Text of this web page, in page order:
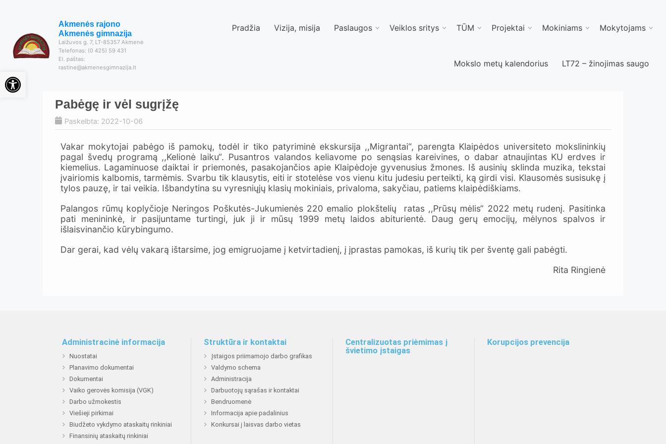
Akmenės rajono
Akmenės gimnazija
Laižuvos g. 7, LT-85357 Akmenė
Telefonas: (0 425) 59 431
El. paštas:
rastine@akmenesgimnazija.lt
Pradžia Vizija, misija Paslaugos Veiklos sritys TŪM Projektai Mokiniams Mokytojams
Mokslo metų kalendorius LT72 – žinojimas saugo
Pabėgę ir vėl sugrįžę
Paskelbta: 2022-10-06
Vakar mokytojai pabėgo iš pamokų, todėl ir tiko patyriminė ekskursija ,,Migrantai“, parengta Klaipėdos universiteto mokslininkių
pagal švedų programą ,,Kelionė laiku“. Pusantros valandos keliavome po senąsias kareivines, o dabar atnaujintas KU erdves ir
kiemelius. Lagaminuose daiktai ir priemonės, pasakojančios apie Klaipėdoje gyvenusius žmones. Iš ausinių sklinda muzika, tekstai
įvairiomis kalbomis, tarmėmis. Svarbu tik klausytis, eiti ir stotelėse vos vienu kitu judesiu perteikti, ką girdi visi. Klausomės susisukę į
tylos pauzę, ir tai veikia. Išbandytina su vyresniųjų klasių mokiniais, privaloma, sakyčiau, patiems klaipėdiškiams.
Palangos rūmų koplyčioje Neringos Poškutės-Jukumienės 220 emalio plokštelių ratas ,,Prūsų mėlis“ 2022 metų rudenį. Pasitinka
pati menininkė, ir pasijuntame turtingi, juk ji ir mūsų 1999 metų laidos abiturientė. Daug gerų emocijų, mėlynos spalvos ir
išlaisvinančio kūrybingumo.
Dar gerai, kad vėlų vakarą ištarsime, jog emigruojame į ketvirtadienį, į įprastas pamokas, iš kurių tik per šventę gali pabėgti.
Rita Ringienė
Administracinė informacija
Nuostatai
Planavimo dokumentai
Dokumentai
Vaiko gerovės komisija (VGK)
Darbo užmokestis
Viešieji pirkimai
Biudžeto vykdymo ataskaitų rinkiniai
Finansinių ataskaitų rinkiniai
Struktūra ir kontaktai
Įstaigos priimamojo darbo grafikas
Valdymo schema
Administracija
Darbuotojų sąrašas ir kontaktai
Bendruomenė
Informacija apie padalinius
Konkursai į laisvas darbo vietas
Centralizuotas priėmimas į
švietimo įstaigas
Korupcijos prevencija
Open toolbar